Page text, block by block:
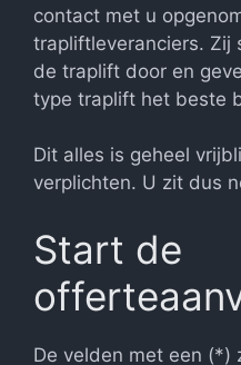
contact met u
trapliftleveranciers. Zij
de traplift door en
type traplift het beste
Dit alles is geheel
verplichten. U zit dus
Start de
De velden met een (*)